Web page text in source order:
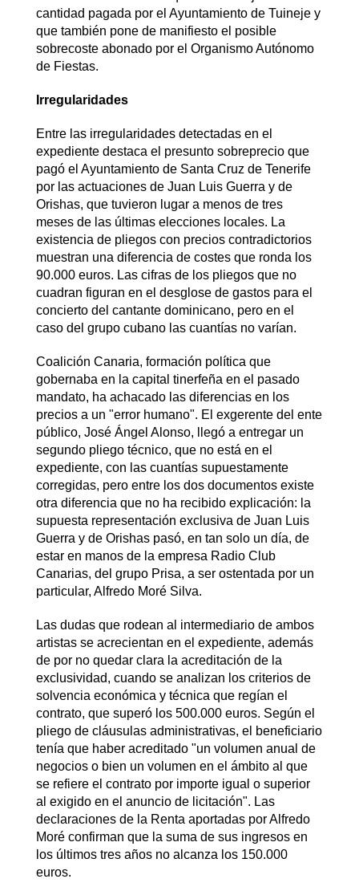
cantidad pagada por el Ayuntamiento de Tuineje y
que también pone de manifiesto el posible
sobrecoste abonado por el Organismo Autónomo
de Fiestas.
Irregularidades
Entre las irregularidades detectadas en el
expediente destaca el presunto sobreprecio que
pagó el Ayuntamiento de Santa Cruz de Tenerife
por las actuaciones de Juan Luis Guerra y de
Orishas, que tuvieron lugar a menos de tres
meses de las últimas elecciones locales. La
existencia de pliegos con precios contradictorios
muestran una diferencia de costes que ronda los
90.000 euros. Las cifras de los pliegos que no
cuadran figuran en el desglose de gastos para el
concierto del cantante dominicano, pero en el
caso del grupo cubano las cuantías no varían.
Coalición Canaria, formación política que
gobernaba en la capital tinerfeña en el pasado
mandato, ha achacado las diferencias en los
precios a un "error humano". El exgerente del ente
público, José Ángel Alonso, llegó a entregar un
segundo pliego técnico, que no está en el
expediente, con las cuantías supuestamente
corregidas, pero entre los dos documentos existe
otra diferencia que no ha recibido explicación: la
supuesta representación exclusiva de Juan Luis
Guerra y de Orishas pasó, en tan solo un día, de
estar en manos de la empresa Radio Club
Canarias, del grupo Prisa, a ser ostentada por un
particular, Alfredo Moré Silva.
Las dudas que rodean al intermediario de ambos
artistas se acrecientan en el expediente, además
de por no quedar clara la acreditación de la
exclusividad, cuando se analizan los criterios de
solvencia económica y técnica que regían el
contrato, que superó los 500.000 euros. Según el
pliego de cláusulas administrativas, el beneficiario
tenía que haber acreditado "un volumen anual de
negocios o bien un volumen en el ámbito al que
se refiere el contrato por importe igual o superior
al exigido en el anuncio de licitación". Las
declaraciones de la Renta aportadas por Alfredo
Moré confirman que la suma de sus ingresos en
los últimos tres años no alcanza los 150.000
euros.